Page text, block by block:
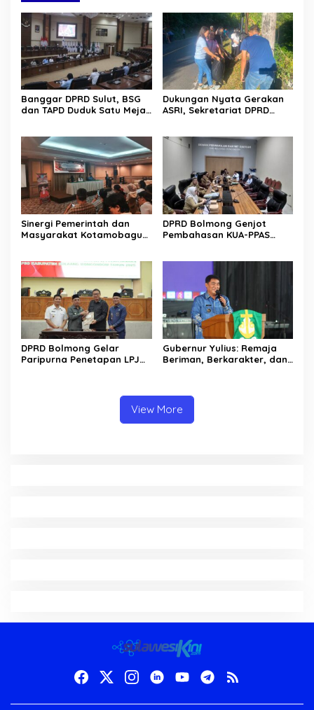
Banggar DPRD Sulut, BSG
dan TAPD Duduk Satu Meja.
Dukungan Nyata Gerakan
ASRI, Sekretariat DPRD
Sinergi Pemerintah dan
Masyarakat Kotamobagu
DPRD Bolmong Genjot
Pembahasan KUA-PPAS
DPRD Bolmong Gelar
Paripurna Penetapan LPJ
Gubernur Yulius: Remaja
Beriman, Berkarakter, dan
View More